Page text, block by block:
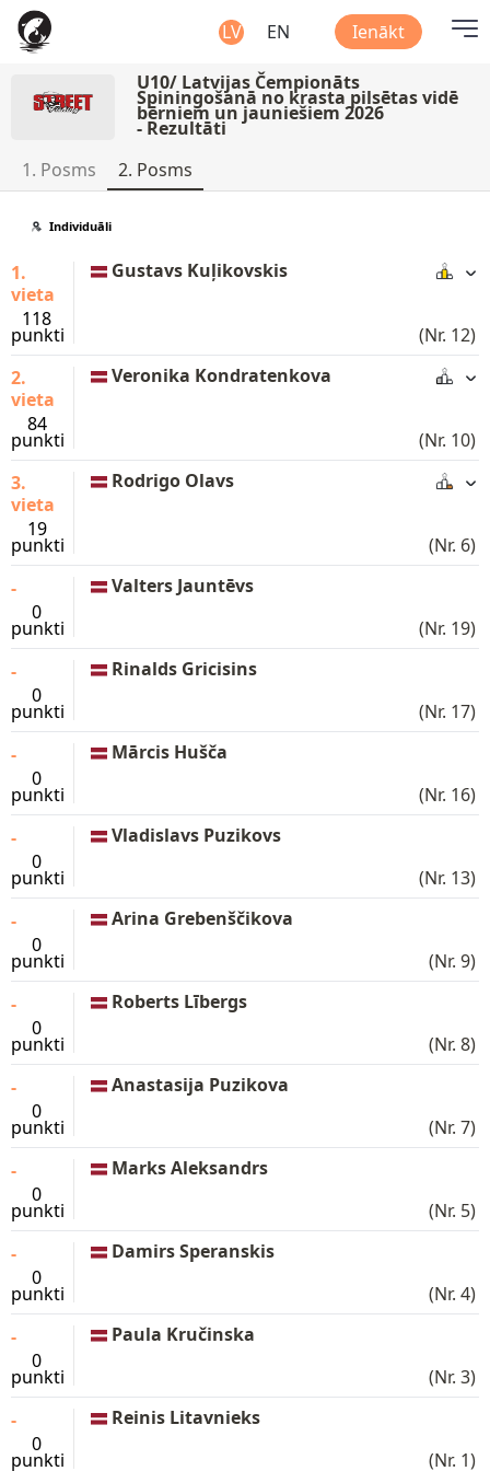
LV EN Ienākt
U10/ Latvijas Čempionāts
Spiningošanā no krasta pilsētas vidē
bērniem un jauniešiem 2026
- Rezultāti
1. Posms
2. Posms
Individuāli
1.
vieta
118
punkti
Gustavs Kuļikovskis
(Nr. 12)
2.
vieta
84
punkti
Veronika Kondratenkova
(Nr. 10)
3.
vieta
19
punkti
Rodrigo Olavs
(Nr. 6)
-
0
punkti
Valters Jauntēvs
(Nr. 19)
-
0
punkti
Rinalds Gricisins
(Nr. 17)
-
0
punkti
Mārcis Hušča
(Nr. 16)
-
0
punkti
Vladislavs Puzikovs
(Nr. 13)
-
0
punkti
Arina Grebenščikova
(Nr. 9)
-
0
punkti
Roberts Lībergs
(Nr. 8)
-
0
punkti
Anastasija Puzikova
(Nr. 7)
-
0
punkti
Marks Aleksandrs
(Nr. 5)
-
0
punkti
Damirs Speranskis
(Nr. 4)
-
0
punkti
Paula Kručinska
(Nr. 3)
-
0
punkti
Reinis Litavnieks
(Nr. 1)